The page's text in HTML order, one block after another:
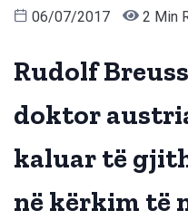
06/07/2017 2 Min
Rudolf
doktor
kaluar të
në kërkim të